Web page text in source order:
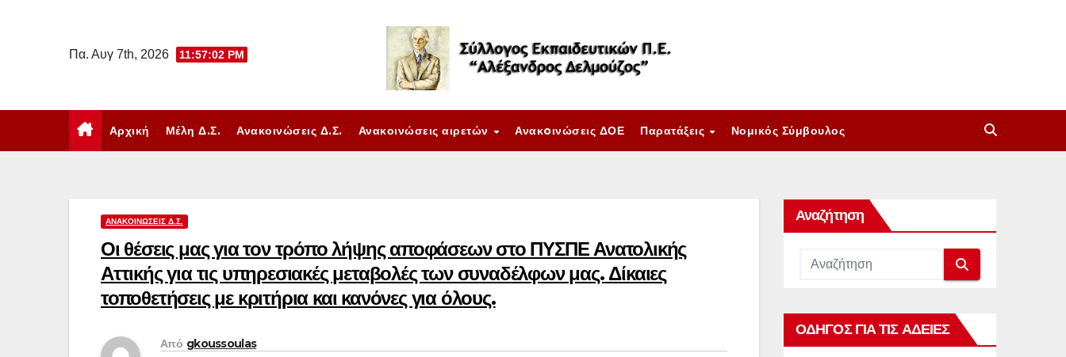
Πα. Αυγ 7th, 2026 11:57:03 PM
Αρχική Μέλη Δ.Σ. Ανακοινώσεις Δ.Σ. Ανακοινώσεις αιρετών Ανακoινώσεις ΔΟΕ Παρατάξεις Νομικός Σύμβουλος
ΑΝΑΚΟΙΝΏΣΕΙΣ Δ.Σ.
Οι θέσεις μας για τον τρόπο λήψης αποφάσεων στο ΠΥΣΠΕ Ανατολικής
Αττικής για τις υπηρεσιακές μεταβολές των συναδέλφων μας. Δίκαιες
τοποθετήσεις με κριτήρια και κανόνες για όλους.
Από gkoussoulas
Αναζήτηση
ΟΔΗΓΟΣ ΓΙΑ ΤΙΣ ΑΔΕΙΕΣ